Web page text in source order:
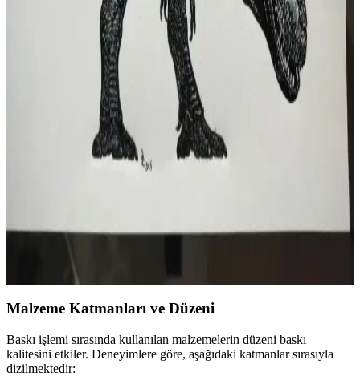
Linocut baskı tekniğiyle hazırlanan kedi figürlü ayraçlarda malzeme
seçimi ve üretim süreci ürün kalitesini belirler. Pamuklu tonlu
kağıtlar tercih edilir, baskı sonrası kurutma ve kesim önemlidir.
Linocut Baskı Sanatında Malzeme Seçimi ve Teknik
İpuçlarıyla Başarıya Ulaşma
Linocut baskı sanatında malzeme seçimi, kesici alet bakımı ve baskı
teknikleriyle başarılı sonuçlar elde etmek mümkündür. Gri lino levha
ve uygun araçlar baskı kalitesini artırır.
Multiblok linocut baskı, farklı kalıplarla renk ve ton katmanları
özellikle karmaşık figürlerde etkileyici sonuçlar ortaya çıkarır.
Malzeme Katmanları ve Düzeni
Baskı işlemi sırasında kullanılan malzemelerin düzeni baskı
kalitesini etkiler. Deneyimlere göre, aşağıdaki katmanlar sırasıyla
dizilmektedir: